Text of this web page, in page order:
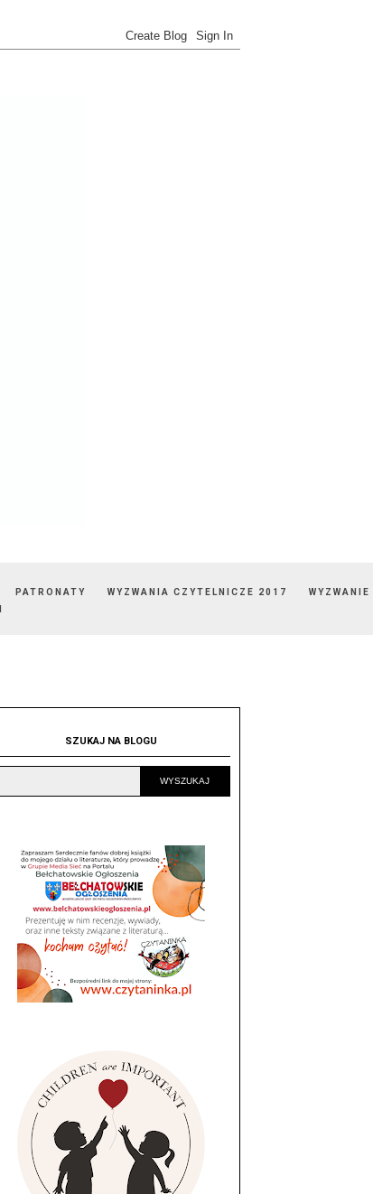
PATRONATY WYZWANIA CZYTELNICZE 2017
WYZWANIE
SZUKAJ NA BLOGU